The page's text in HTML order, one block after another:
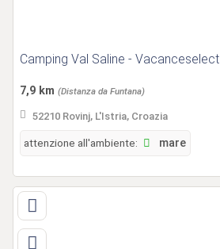
Camping Val Saline - Vacanceselect
7,9 km (Distanza da Funtana)
52210 Rovinj, L'Istria, Croazia
attenzione all'ambiente: mare